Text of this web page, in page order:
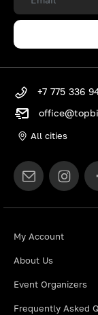
My Account
About Us
Event Organizers
Frequently Asked
+7 775 336
All cities